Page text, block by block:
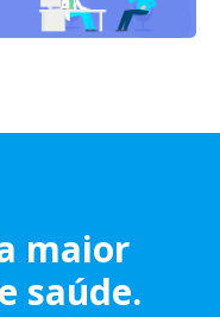
maior
saúde.